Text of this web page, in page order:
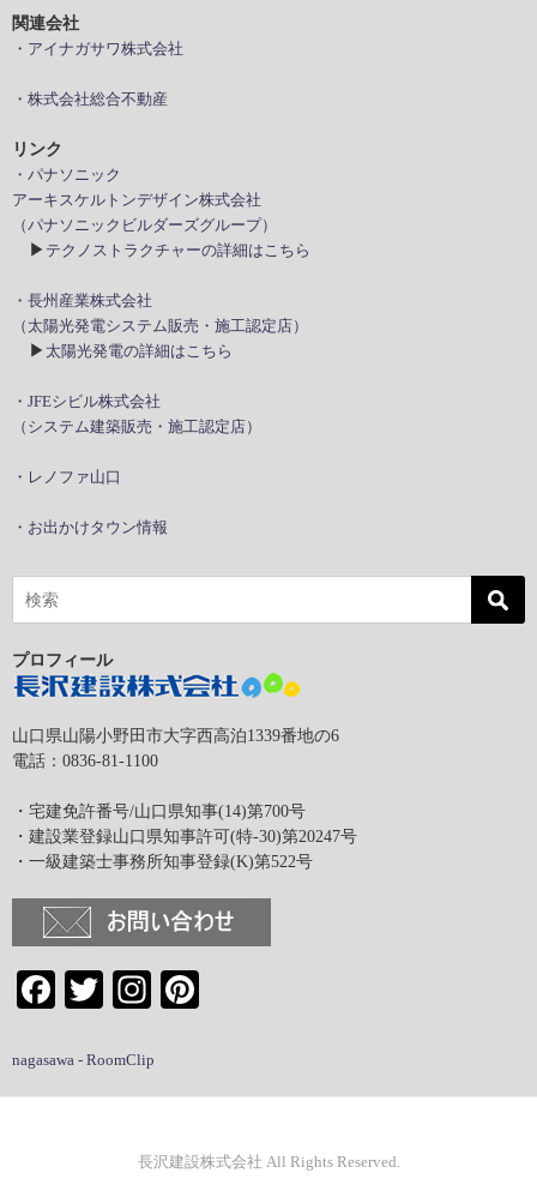
関連会社
・アイナガサワ株式会社
・株式会社総合不動産
リンク
・パナソニック
アーキスケルトンデザイン株式会社
（パナソニックビルダーズグループ）
▶ テクノストラクチャーの詳細はこちら
・長州産業株式会社
（太陽光発電システム販売・施工認定店）
▶ 太陽光発電の詳細はこちら
・JFEシビル株式会社
（システム建築販売・施工認定店）
・レノファ山口
・お出かけタウン情報
プロフィール
山口県山陽小野田市大字西高泊1339番地の6
電話：0836-81-1100
・宅建免許番号/山口県知事(14)第700号
・建設業登録山口県知事許可(特-30)第20247号
・一級建築士事務所知事登録(K)第522号
FacebookTwitter Instagram
nagasawa - RoomClip
長沢建設株式会社 All Rights Reserved.